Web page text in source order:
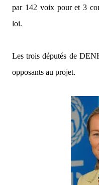
par 142 voix pour et 3
loi.
Les trois députés de
opposants au projet.